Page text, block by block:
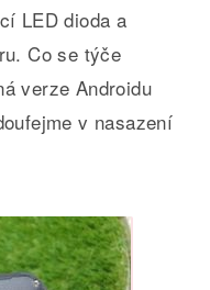
LED dioda a
Co se týče
verze Androidu
v nasazení